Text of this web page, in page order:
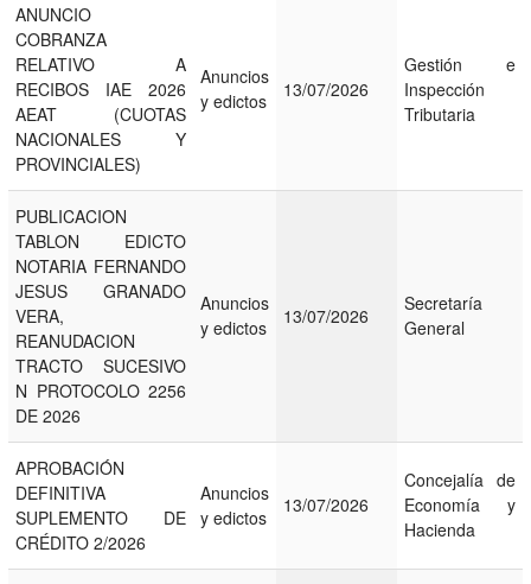
ANUNCIO
COBRANZA
RELATIVO A
RECIBOS IAE 2026
AEAT (CUOTAS
NACIONALES Y
PROVINCIALES)
Anuncios
y edictos
13/07/2026
Gestión e
Inspección
Tributaria
PUBLICACION
TABLON EDICTO
NOTARIA FERNANDO
JESUS GRANADO
VERA,
REANUDACION
TRACTO SUCESIVO
N PROTOCOLO 2256
DE 2026
Anuncios
y edictos
13/07/2026
Secretaría
General
APROBACIÓN
DEFINITIVA
SUPLEMENTO DE
CRÉDITO 2/2026
Anuncios
y edictos
13/07/2026
Concejalía de
Economía y
Hacienda